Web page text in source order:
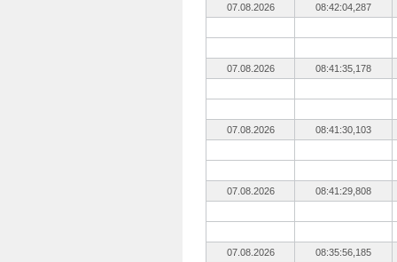
07.08.2026 08:42:04,287
07.08.2026 08:41:35,178
07.08.2026 08:41:30,103
07.08.2026 08:41:29,808
07.08.2026 08:35:56,185